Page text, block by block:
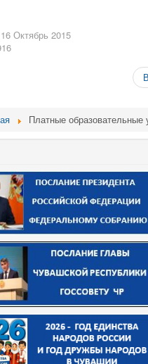
Октябрь 2015
Платные образовательные